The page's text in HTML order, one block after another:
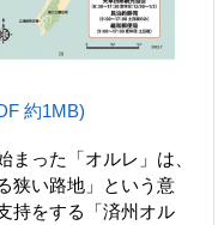
約1MB)
まった「オルレ」は、
狭い路地」という意
持をする「済州オル